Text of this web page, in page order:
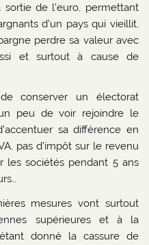
de l’euro, permettant
d’un pays qui vieillit,
perdre sa valeur avec
et surtout à cause de
conserver un électorat
peu de voir rejoindre le
sa différence en
pas d’impôt sur le revenu
les sociétés pendant 5 ans
mesures vont surtout
supérieures et à la
donné la cassure de